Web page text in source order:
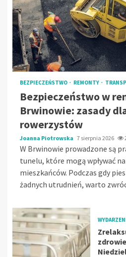
BEZPIECZEŃSTWO REMONTY
Bezpieczeństwo w
Brwinowie: zasady
rowerzystów
Joanna Piotrowska 7 sierpnia 2026
W Brwinowie prowadzone są
tunelu, które mogą wpływać
mieszkańców. Podczas gdy
żadnych utrudnień, warto